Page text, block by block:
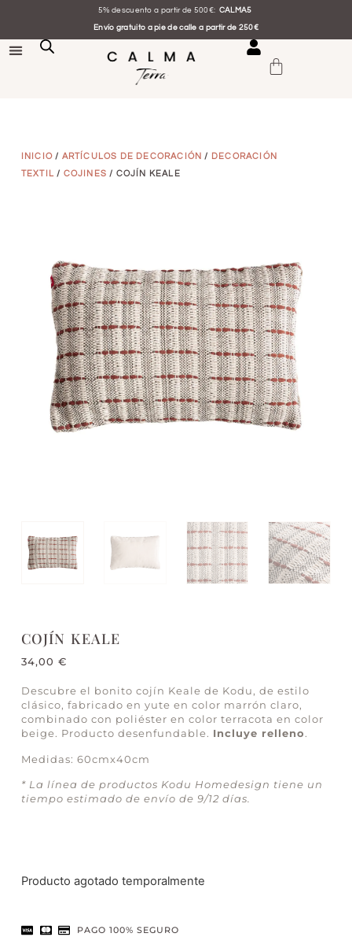
5% descuento a partir de 500€: CALMA5
Envío gratuito a pie de calle a partir de 250€
INICIO / ARTÍCULOS DE DECORACIÓN /
DECORACIÓN
TEXTIL / COJINES / COJÍN KEALE
COJÍN KEALE
34,00 €
Descubre el bonito cojín Keale de Kodu, de estilo
clásico, fabricado en yute en color marrón claro,
combinado con poliéster en color terracota en color
beige. Producto desenfundable. Incluye relleno.
Medidas: 60cmx40cm
* La línea de productos Kodu Homedesign tiene un
tiempo estimado de envío de 9/12 días.
Producto agotado temporalmente
PAGO 100% SEGURO